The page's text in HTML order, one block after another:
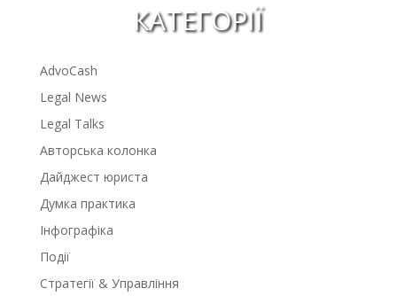
КАТЕГОРІЇ
AdvoCash
Legal News
Legal Talks
Авторська колонка
Дайджест юриста
Думка практика
Інфографіка
Події
Стратегії & Управління